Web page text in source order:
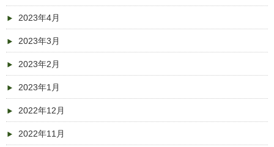
2023年4月
2023年3月
2023年2月
2023年1月
2022年12月
2022年11月